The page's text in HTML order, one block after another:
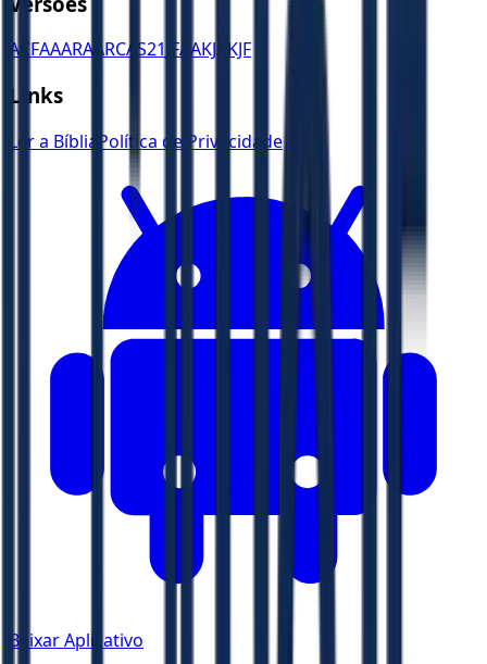
ACFAAARA ARCAS21 JFAAKJA KJF
Links
Ler a Bíblia Política de Privacidade
Baixar Aplicativo